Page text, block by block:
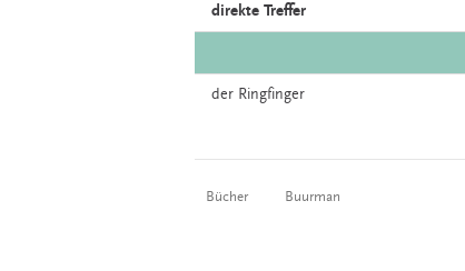
direkte Treffer
der Ringfinger
Bücher Buurman